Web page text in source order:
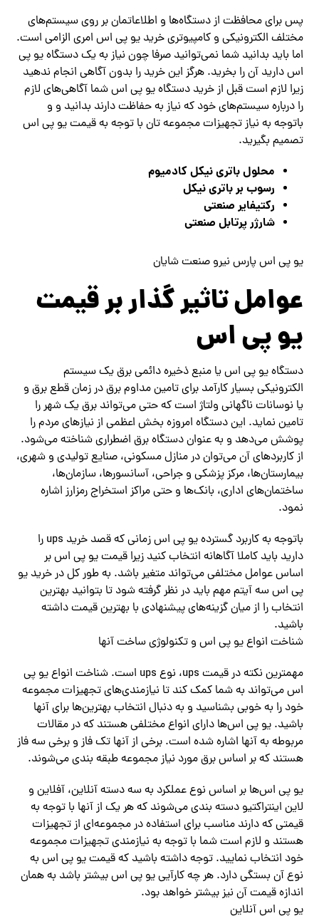
پس برای محافظت از دستگاه‌ها و اطلاعاتمان بر روی سیستم‌های
مختلف الکترونیکی و کامپیوتری خرید یو پی اس امری الزامی است.
اما باید بدانید شما نمی‌توانید صرفا چون‌ نیاز به یک دستگاه یو پی
اس دارید آن را بخرید. هرگز‌ این خرید را بدون آگاهی انجام ندهید
زیرا لازم است قبل از خرید دستگاه یو پی اس شما آگاهی‌های لازم
را درباره سیستم‌های خود که نیاز به حفاظت دارند بدانید و و
باتوجه به نیاز تجهیزات مجموعه تان با توجه به قیمت یو پی اس
تصمیم بگیرید.
محلول باتری نیکل کادمیوم
رسوب بر باتری نیکل
رکتیفایر صنعتی
شارژر پرتابل صنعتی
یو پی اس پارس نیرو صنعت شایان
عوامل تاثیر گذار بر قیمت
یو پی اس
دستگاه یو پی اس یا منبع ذخیره دائمی برق یک سیستم
الکترونیکی بسیار کارآمد برای تامین مداوم برق در زمان قطع برق و
یا نوسانات ناگهانی ولتاژ است که حتی می‌تواند برق یک شهر را
تامین نماید. این دستگاه امروزه بخش اعظمی از نیازهای مردم را
پوشش می‌دهد و به عنوان دستگاه برق اضطراری شناخته می‌شود.
از کاربردهای آن می‌توان در منازل مسکونی، صنایع تولیدی و شهری،
بیمارستان‌ها، مرکز پزشکی و جراحی‌، آسانسور‌ها‌، سازمان‌ها،
ساختمان‌های اداری، بانک‌ها و حتی مراکز استخراج رمزارز اشاره
نمود.
باتوجه به کاربرد گسترده یو پی اس زمانی که قصد خرید ups را
دارید باید کاملا آگاهانه انتخاب کنید زیرا قیمت یو پی اس بر
اساس عوامل مختلفی می‌تواند متغیر باشد. به طور کل در خرید یو
پی اس سه آیتم مهم باید در نظر گرفته شود تا بتوانید بهترین
انتخاب را از میان گزینه‌های پیشنهادی با بهترین قیمت داشته
باشید.
شناخت انواع یو پی اس و تکنولوژی ساخت آنها
مهمترین نکته در قیمت ups، نوع ups است. شناخت انواع یو پی
اس می‌تواند به شما کمک کند تا نیازمندی‌های تجهیزات مجموعه
خود را به خوبی بشناسید و به دنبال انتخاب بهترین‌ها برای آنها
باشید. یو پی اس‌ها دارای انواع مختلفی هستند که در مقالات
مربوطه به آنها اشاره شده است. برخی از آنها تک فاز و برخی سه فاز
هستند که بر اساس برق مورد نیاز مجموعه طبقه بندی می‌شوند.
یو پی اس‌ها بر اساس نوع عملکرد به سه دسته آنلاین، آفلاین و
لاین اینتراکتیو دسته بندی می‌شوند که هر یک از آنها با توجه به
قیمتی که دارند مناسب برای استفاده در مجموعه‌‌ای از تجهیزات
هستند و لازم است شما با توجه به نیازمندی تجهیزات مجموعه
خود انتخاب نمایید.‌ توجه داشته باشید که قیمت یو پی اس به
نوع آن بستگی دارد. هر چه کارآیی یو پی اس بیشتر باشد به همان
اندازه قیمت آن نیز بیشتر خواهد بود.
یو پی اس آنلاین